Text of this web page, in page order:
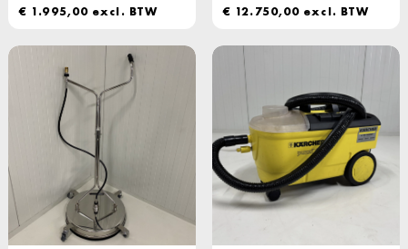
€ 1.995,00 excl. BTW
€ 12.750,00 excl. BTW